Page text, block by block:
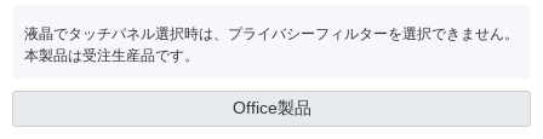
液晶でタッチパネル選択時は、プライバシーフィルターを選択できません。
本製品は受注生産品です。
Office製品